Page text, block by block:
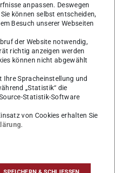
anpassen. Deswegen
können selbst entscheiden,
Besuch unserer Webseiten
der Website notwendig,
richtig anzeigen werden
können nicht abgewählt
Ihre Spracheinstellung und
„Statistik“ die
Statistik-Software
von Cookies erhalten Sie
.